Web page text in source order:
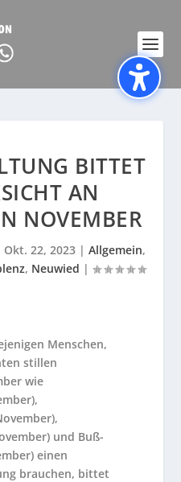
BITTET
AN
NOVEMBER
Okt. 22, 2023 | Allgemein,
, Neuwied |
Menschen,
stillen
wie
und Buß-
einen
brauchen, bittet